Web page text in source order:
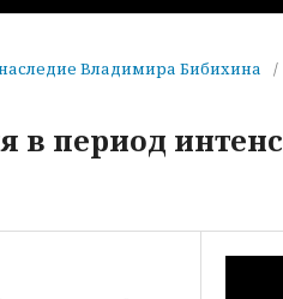
Владимира Бибихина /
в период